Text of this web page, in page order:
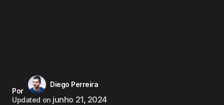
Por
Diego Perreira
Updated on junho 21, 2024